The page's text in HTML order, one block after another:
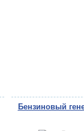
Бензиновый